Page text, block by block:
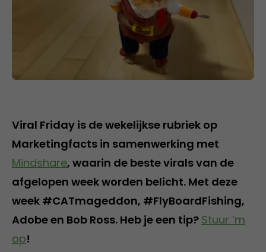
Viral Friday is de wekelijkse rubriek op
Marketingfacts in samenwerking met
Mindshare, waarin de beste virals van de
afgelopen week worden belicht. Met deze
week #CATmageddon, #FlyBoardFishing,
Adobe en Bob Ross. Heb je een tip? Stuur ‘m
op!